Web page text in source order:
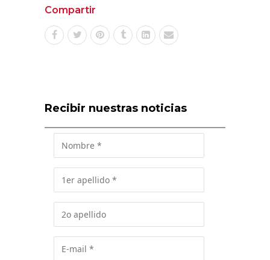
Compartir
Recibir nuestras noticias